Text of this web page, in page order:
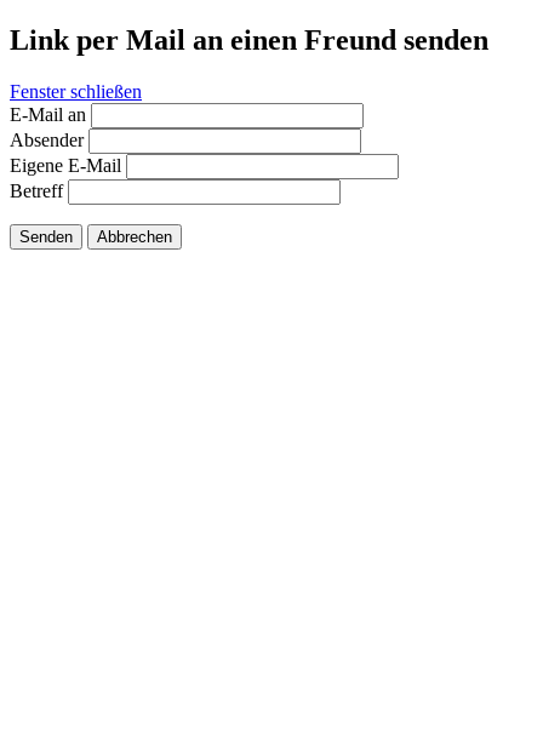
Link per Mail an einen Freund senden
Fenster schließen
E-Mail an
Absender
Eigene E-Mail
Betreff
Senden Abbrechen